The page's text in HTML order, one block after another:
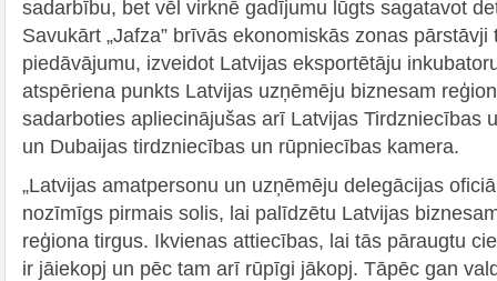
sadarbību, bet vēl virknē gadījumu lūgts sagatavot
Savukārt „Jafza” brīvās ekonomiskās zonas
piedāvājumu, izveidot Latvijas eksportētāju
atspēriena punkts Latvijas uzņēmēju biznesam
sadarboties apliecinājušas arī Latvijas Tirdzniecības
un Dubaijas tirdzniecības un rūpniecības kamera.
„Latvijas amatpersonu un uzņēmēju delegācijas
nozīmīgs pirmais solis, lai palīdzētu Latvijas
reģiona tirgus. Ikvienas attiecības, lai tās pāraugtu
ir jāiekopj un pēc tam arī rūpīgi jākopj. Tāpēc gan